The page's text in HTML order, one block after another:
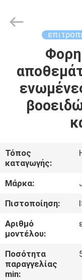
ΠΡΟΪΌΝΤΑ
ΠΕΡΊΠΟΥ
ΓΎΡΟΣ
ΠΟΙΟΤΙΚΌΣ
ΈΛΕΓΧΟΣ
ΜΑΣ
products
Τόπος
καταγωγής:
Μάρκα:
Πιστοποίηση:
Αριθμό
μοντέλου:
Ποσότητα
παραγγελίας
min: